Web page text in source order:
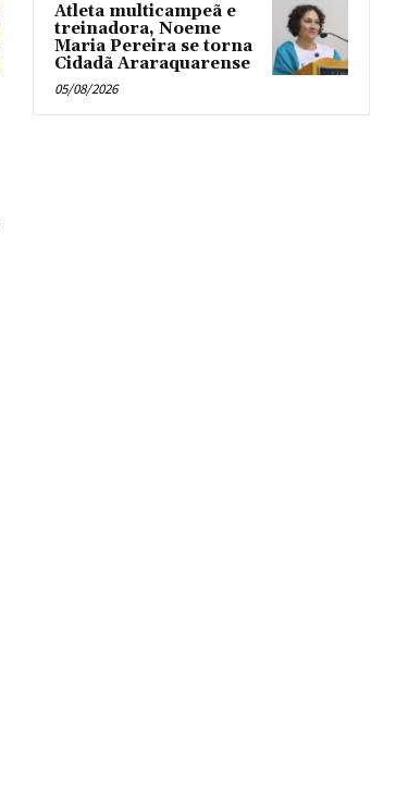
Atleta multicampeã e
treinadora, Noeme
Maria Pereira se torna
Cidadã Araraquarense
05/08/2026